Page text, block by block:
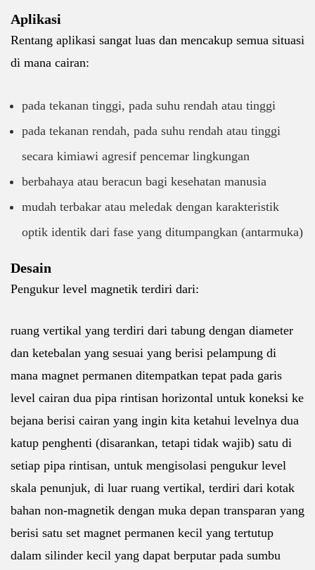
Aplikasi
Rentang aplikasi sangat luas dan mencakup semua situasi
di mana cairan:
pada tekanan tinggi, pada suhu rendah atau tinggi
pada tekanan rendah, pada suhu rendah atau tinggi
secara kimiawi agresif pencemar lingkungan
berbahaya atau beracun bagi kesehatan manusia
mudah terbakar atau meledak dengan karakteristik
optik identik dari fase yang ditumpangkan (antarmuka)
Desain
Pengukur level magnetik terdiri dari:
ruang vertikal yang terdiri dari tabung dengan diameter
dan ketebalan yang sesuai yang berisi pelampung di
mana magnet permanen ditempatkan tepat pada garis
level cairan dua pipa rintisan horizontal untuk koneksi ke
bejana berisi cairan yang ingin kita ketahui levelnya dua
katup penghenti (disarankan, tetapi tidak wajib) satu di
setiap pipa rintisan, untuk mengisolasi pengukur level
skala penunjuk, di luar ruang vertikal, terdiri dari kotak
bahan non-magnetik dengan muka depan transparan yang
berisi satu set magnet permanen kecil yang tertutup
dalam silinder kecil yang dapat berputar pada sumbu